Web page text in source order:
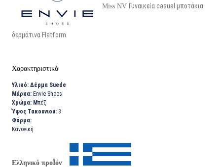
Miss NV Γυναικεία casual μποτάκια
δερμάτινα Flatform.
Χαρακτηριστικά
Υλικό: Δέρμα Suede
Μάρκα: Envie Shoes
Χρώμα: Μπέζ
Ύψος Τακουνιού: 3
Φόρμα:
Κανονική
Ελληνικό προΪόν